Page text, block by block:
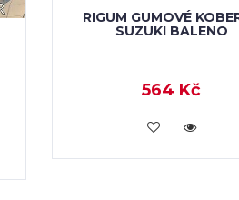
RIGUM GUMOVÉ
SUZUKI BALENO
564 Kč
KOUPIT